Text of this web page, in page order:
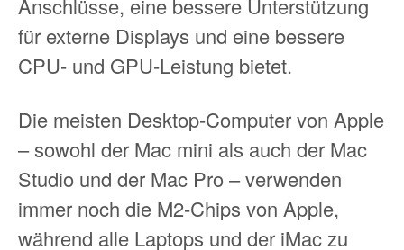
Anschlüsse, eine bessere Unterstützung
für externe Displays und eine bessere
CPU- und GPU-Leistung bietet.
Die meisten Desktop-Computer von Apple
– sowohl der Mac mini als auch der Mac
Studio und der Mac Pro – verwenden
immer noch die M2-Chips von Apple,
während alle Laptops und der iMac zu